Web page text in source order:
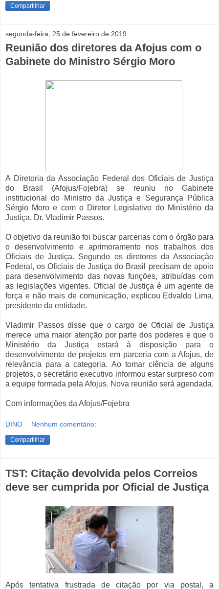
Compartilhar
segunda-feira, 25 de fevereiro de 2019
Reunião dos diretores da Afojus com o
Gabinete do Ministro Sérgio Moro
A Diretoria da Associação Federal dos Oficiais de Justiça
do Brasil (Afojus/Fojebra) se reuniu no Gabinete
institucional do Ministro da Justiça e Segurança Pública
Sérgio Moro e com o Diretor Legislativo do Ministério da
Justiça, Dr. Vladimir Passos.
O objetivo da reunião foi buscar parcerias com o órgão para
o desenvolvimento e aprimoramento nos trabalhos dos
Oficiais de Justiça. Segundo os diretores da Associação
Federal, os Oficiais de Justiça do Brasil precisam de apoio
para desenvolvimento das novas funções, atribuídas com
as legislações vigentes. Oficial de Justiça é um agente de
força e não mais de comunicação, explicou Edvaldo Lima,
presidente da entidade.
Vladimir Passos disse que o cargo de Oficial de Justiça
merece uma maior atenção por parte dos poderes e que o
Ministério da Justiça estará à disposição para o
desenvolvimento de projetos em parceria com a Afojus, de
relevância para a categoria. Ao tomar ciência de alguns
projetos, o secretário executivo informou estar surpreso com
a equipe formada pela Afojus. Nova reunião será agendada.
Com informações da Afojus/Fojebra
DINO Nenhum comentário:
Compartilhar
TST: Citação devolvida pelos Correios
deve ser cumprida por Oficial de Justiça
Após tentativa frustrada de citação por via postal, a